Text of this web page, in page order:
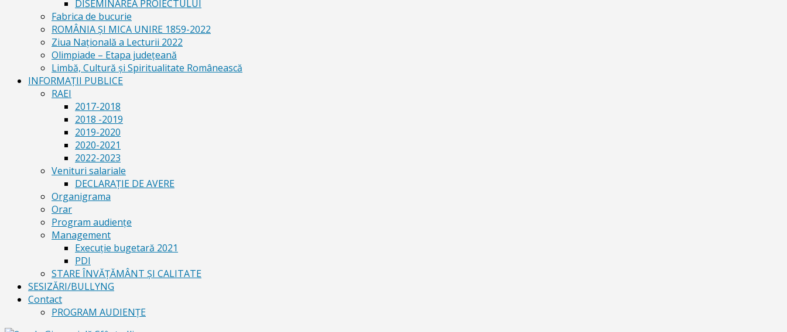
DISEMINAREA PROIECTULUI
Fabrica de bucurie
ROMÂNIA ŞI MICA UNIRE 1859-2022
Ziua Naţională a Lecturii 2022
Olimpiade – Etapa judeţeană
Limbă, Cultură și Spiritualitate Românească
INFORMAŢII PUBLICE
RAEI
2017-2018
2018 -2019
2019-2020
2020-2021
2022-2023
Venituri salariale
DECLARAŢIE DE AVERE
Organigrama
Orar
Program audiențe
Management
Execuţie bugetară 2021
PDI
STARE ÎNVĂȚĂMÂNT ȘI CALITATE
SESIZĂRI/BULLYNG
Contact
PROGRAM AUDIENŢE